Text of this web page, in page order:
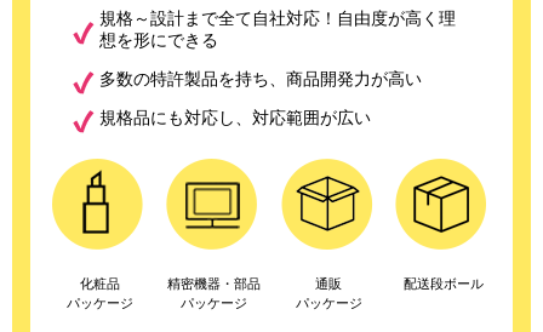
規格～設計まで全て自社対応！自由度が高く理
想を形にできる
多数の特許製品を持ち、商品開発力が高い
規格品にも対応し、対応範囲が広い
化粧品
パッケージ
精密機器・部品
パッケージ
通販
パッケージ
配送段ボール